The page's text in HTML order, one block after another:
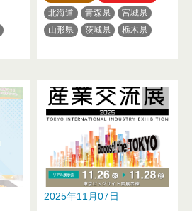
北海道
青森県
宮城県
山形県
茨城県
栃木県
愛知県
三重県
京都府
大阪府
兵庫県
和歌山県
岡山県
山口県
徳島県
高知県
福岡県
熊本県
大分県 沖縄県
2025年11月07日